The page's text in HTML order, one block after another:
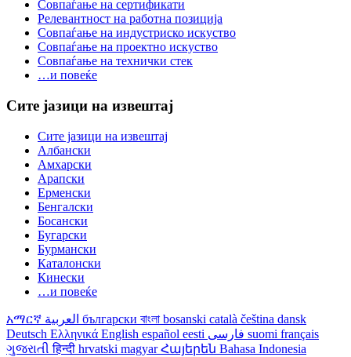
Совпаѓање на сертификати
Релевантност на работна позиција
Совпаѓање на индустриско искуство
Совпаѓање на проектно искуство
Совпаѓање на технички стек
…и повеќе
Сите јазици на извештај
Сите јазици на извештај
Албански
Амхарски
Арапски
Ерменски
Бенгалски
Босански
Бугарски
Бурмански
Каталонски
Кинески
…и повеќе
አማርኛ български বাংলা bosanski català čeština dansk
Deutsch Ελληνικά English español eesti suomi français
ગુજરાતીहिन्दी hrvatski magyarՀայերեն Bahasa Indonesia